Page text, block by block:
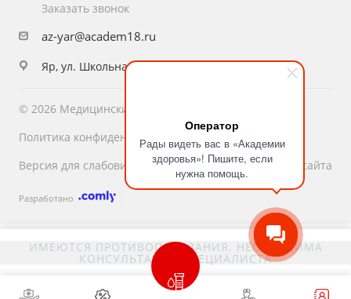
Оператор
Рады видеть вас в «Академии
здоровья»! Пишите, если
нужна помощь.
Заказать звонок
az-yar@academ18.ru
Яр, ул. Школьная, 10
© 2026 Медицинский центр «Академия Здоровья»
Политика конфиденциальности
Версия для слабовидящих
Карта сайта
Разработано
ИМЕЮТСЯ ПРОТИВОПОКАЗАНИЯ. НЕОБХОДИМА
КОНСУЛЬТАЦИЯ СПЕЦИАЛИСТА